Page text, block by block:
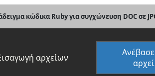
κώδικα Ruby για συγχώνευση DOC σε
αρχείων